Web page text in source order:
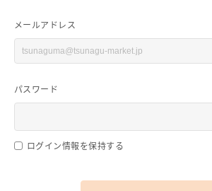
カテゴリから探す
特集から探す
カテゴリから探す
特集から探す
メールアドレス
パスワード
ログイン情報を保持する